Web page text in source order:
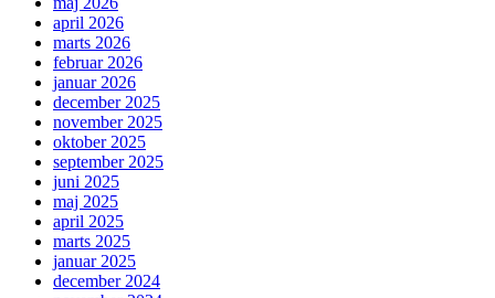
april 2026
marts 2026
februar 2026
januar 2026
december 2025
november 2025
oktober 2025
september 2025
juni 2025
maj 2025
april 2025
marts 2025
januar 2025
december 2024